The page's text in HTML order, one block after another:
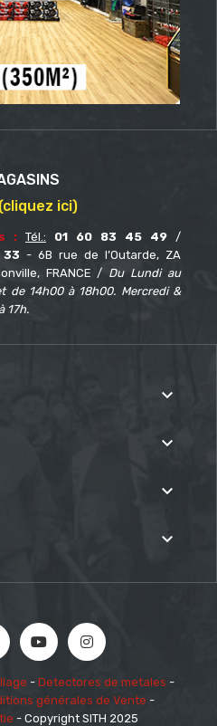
(cliquez ici)
: Tél.: 01 60 83 45 49 /
- 6B rue de l’Outarde, ZA
FRANCE / Du Lundi au
de 14h00 à 18h00. Mercredi &
17h.




- Detectores de metales -
générales de Vente -
- Copyright SITH 2025